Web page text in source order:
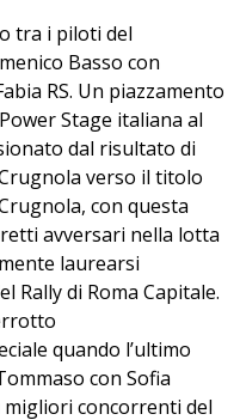
tra i piloti del
Basso con
RS. Un piazzamento
Stage italiana al
dal risultato di
verso il titolo
con questa
avversari nella lotta
laurearsi
Rally di Roma Capitale.
quando l’ultimo
con Sofia
migliori concorrenti del